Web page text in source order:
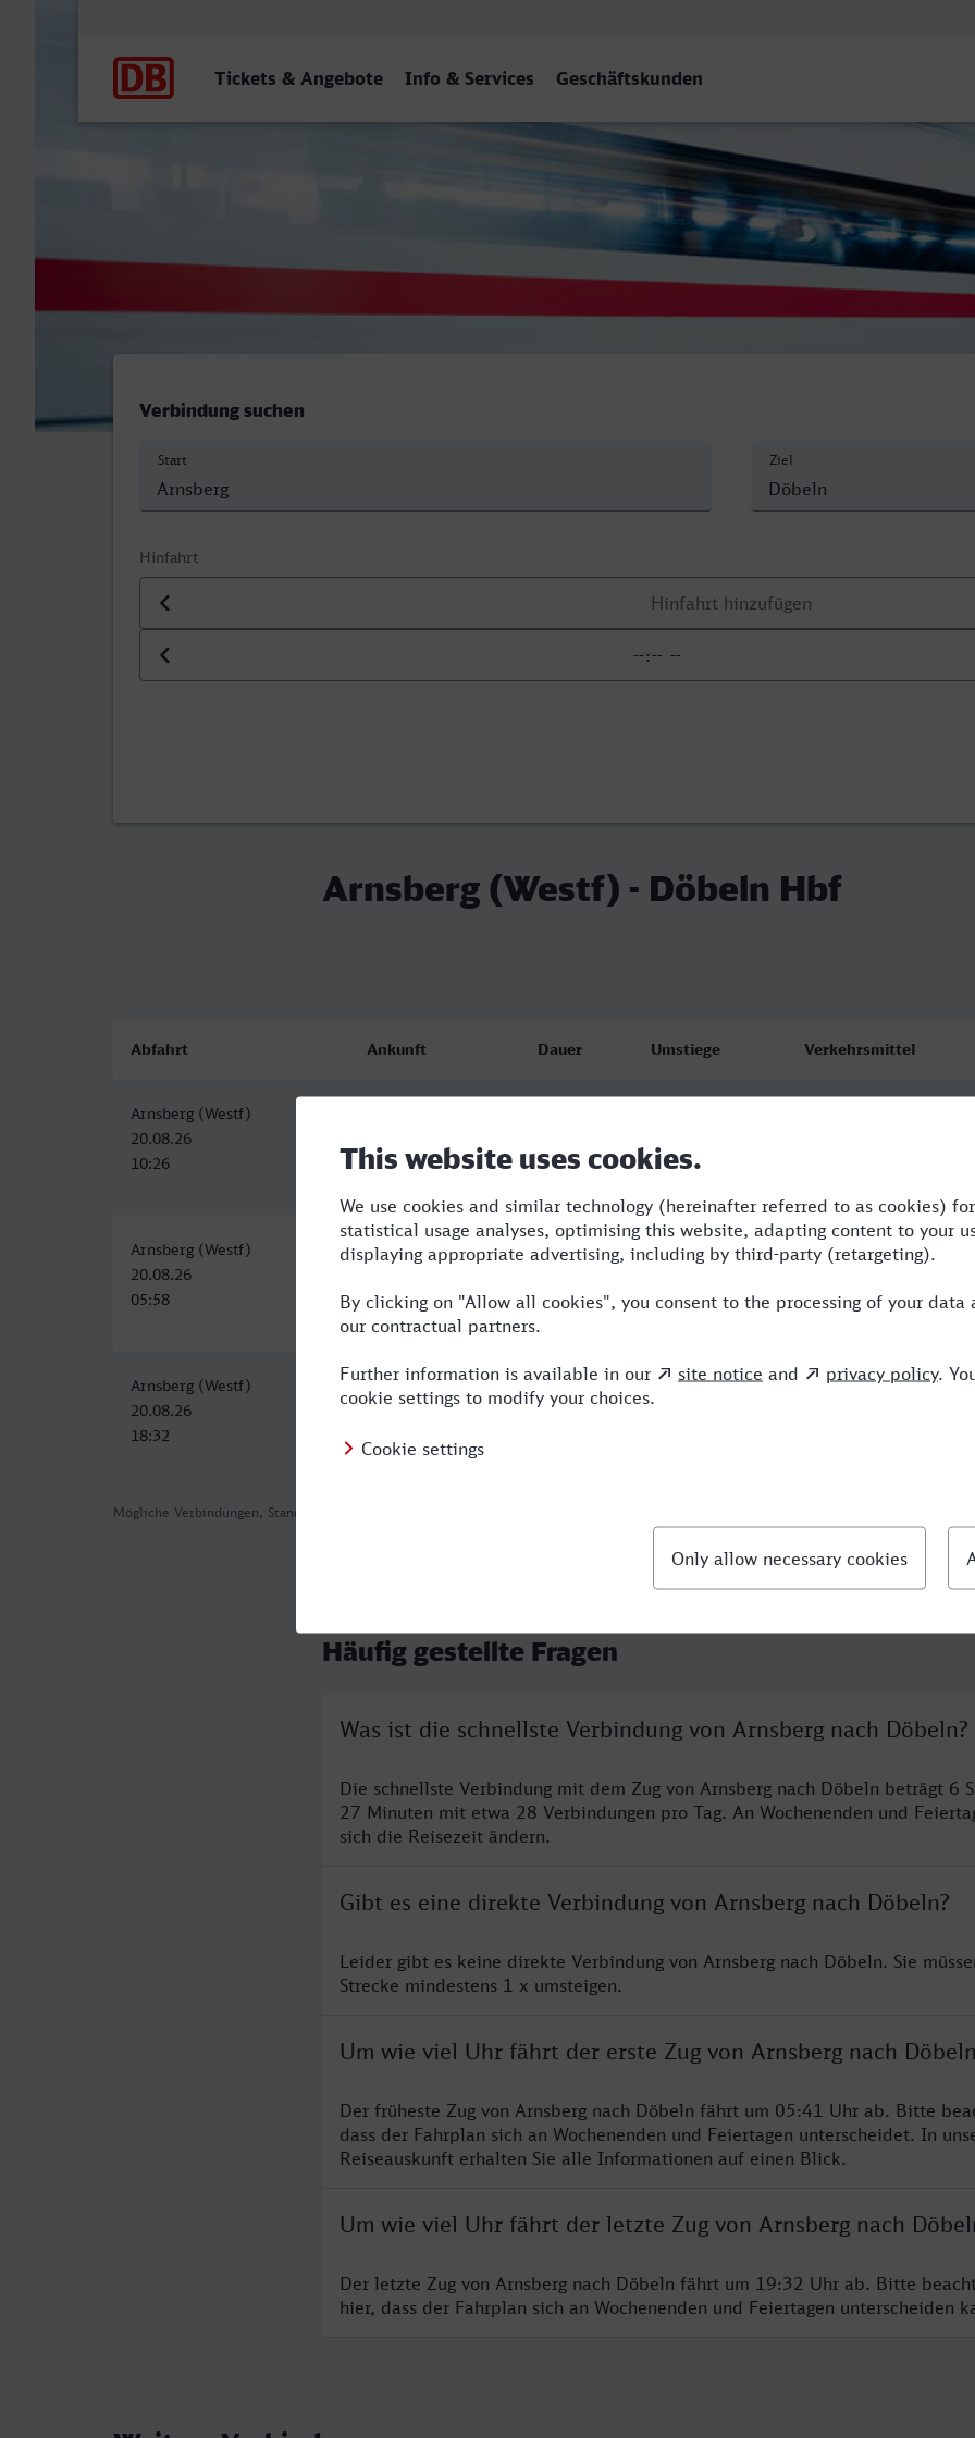
Tickets & Angebote Info & Services Geschäftskunden
Arnsberg (Westf) - Döbeln Hbf
Verbindung suchen
Start Ziel
Hinfahrt
Datum der Hinfahrt
Uhrzeit der Hinfahrt
Arnsberg (Westf) - Döbeln Hbf
Mögliche Verbindungen, Stand: 2026-08-06 06:38
Abfahrt Ankunft Dauer Umstiege Verkehrsmittel
Arnsberg (Westf)
20.08.26
10:26
16:53
Arnsberg (Westf)
20.08.26
05:58
Döbeln Hbf
13:53
7:55 3 RE,ICE,MRB
Arnsberg (Westf)
20.08.26
18:32
Döbeln Hbf
21.08.26
10:37 4 RE,ICE,MRB
Häufig gestellte Fragen
Was ist die schnellste Verbindung von Arnsberg nach Döbeln?
Die schnellste Verbindung mit dem Zug von Arnsberg nach Döbeln beträgt 6
27 Minuten mit etwa 28 Verbindungen pro Tag. An Wochenenden und
sich die Reisezeit ändern.
Gibt es eine direkte Verbindung von Arnsberg nach Döbeln?
Leider gibt es keine direkte Verbindung von Arnsberg nach Döbeln. Sie
Strecke mindestens 1 x umsteigen.
Um wie viel Uhr fährt der erste Zug von Arnsberg nach
Der früheste Zug von Arnsberg nach Döbeln fährt um 05:41 Uhr ab. Bitte
dass der Fahrplan sich an Wochenenden und Feiertagen unterscheidet. In
Reiseauskunft erhalten Sie alle Informationen auf einen Blick.
Um wie viel Uhr fährt der letzte Zug von Arnsberg nach
Der letzte Zug von Arnsberg nach Döbeln fährt um 19:32 Uhr ab. Bitte
hier, dass der Fahrplan sich an Wochenenden und Feiertagen unterscheiden